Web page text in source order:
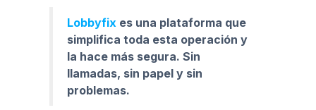
Lobbyfix es una plataforma que
simplifica toda esta operación y
la hace más segura. Sin
llamadas, sin papel y sin
problemas.